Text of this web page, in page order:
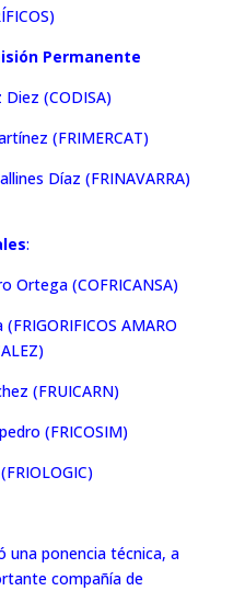
Permanente
(CODISA)
(FRIMERCAT)
(FRINAVARRA)
:
(COFRICANSA)
AMARO
(FRUICARN)
(FRICOSIM)
una ponencia técnica, a
compañía de